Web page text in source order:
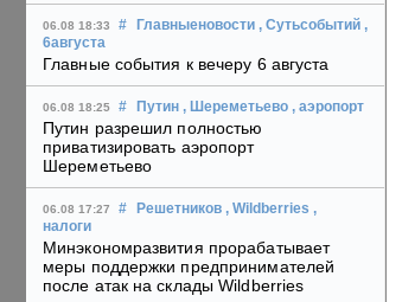
06.08 18:33 # Главныеновости , Сутьсобытий ,
6августа
Главные события к вечеру 6 августа
06.08 18:25 # Путин , Шереметьево , аэропорт
Путин разрешил полностью
приватизировать аэропорт
Шереметьево
06.08 17:27 # Решетников , Wildberries ,
налоги
Минэкономразвития прорабатывает
меры поддержки предпринимателей
после атак на склады Wildberries